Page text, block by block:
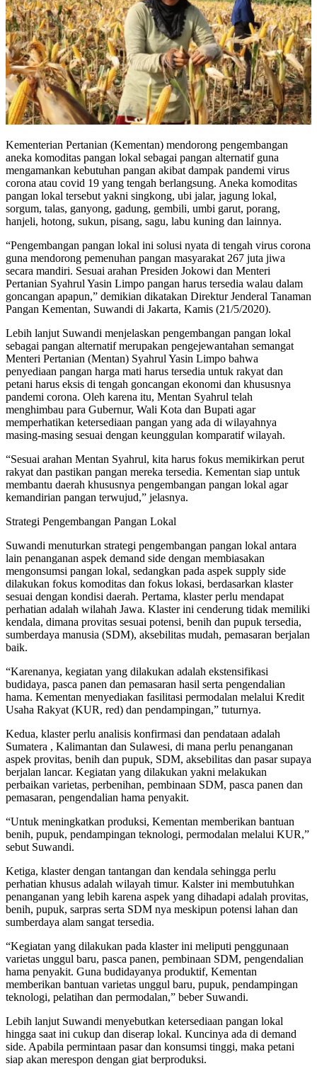
Kementerian Pertanian (Kementan) mendorong pengembangan
aneka komoditas pangan lokal sebagai pangan alternatif guna
mengamankan kebutuhan pangan akibat dampak pandemi virus
corona atau covid 19 yang tengah berlangsung. Aneka komoditas
pangan lokal tersebut yakni singkong, ubi jalar, jagung lokal,
sorgum, talas, ganyong, gadung, gembili, umbi garut, porang,
hanjeli, hotong, sukun, pisang, sagu, labu kuning dan lainnya.
“Pengembangan pangan lokal ini solusi nyata di tengah virus corona
guna mendorong pemenuhan pangan masyarakat 267 juta jiwa
secara mandiri. Sesuai arahan Presiden Jokowi dan Menteri
Pertanian Syahrul Yasin Limpo pangan harus tersedia walau dalam
goncangan apapun,” demikian dikatakan Direktur Jenderal Tanaman
Pangan Kementan, Suwandi di Jakarta, Kamis (21/5/2020).
Lebih lanjut Suwandi menjelaskan pengembangan pangan lokal
sebagai pangan alternatif merupakan pengejewantahan semangat
Menteri Pertanian (Mentan) Syahrul Yasin Limpo bahwa
penyediaan pangan harga mati harus tersedia untuk rakyat dan
petani harus eksis di tengah goncangan ekonomi dan khususnya
pandemi corona. Oleh karena itu, Mentan Syahrul telah
menghimbau para Gubernur, Wali Kota dan Bupati agar
memperhatikan ketersediaan pangan yang ada di wilayahnya
masing-masing sesuai dengan keunggulan komparatif wilayah.
“Sesuai arahan Mentan Syahrul, kita harus fokus memikirkan perut
rakyat dan pastikan pangan mereka tersedia. Kementan siap untuk
membantu daerah khususnya pengembangan pangan lokal agar
kemandirian pangan terwujud,” jelasnya.
Strategi Pengembangan Pangan Lokal
Suwandi menuturkan strategi pengembangan pangan lokal antara
lain penanganan aspek demand side dengan membiasakan
mengonsumsi pangan lokal, sedangkan pada aspek supply side
dilakukan fokus komoditas dan fokus lokasi, berdasarkan klaster
sesuai dengan kondisi daerah. Pertama, klaster perlu mendapat
perhatian adalah wilahah Jawa. Klaster ini cenderung tidak memiliki
kendala, dimana provitas sesuai potensi, benih dan pupuk tersedia,
sumberdaya manusia (SDM), aksebilitas mudah, pemasaran berjalan
baik.
“Karenanya, kegiatan yang dilakukan adalah ekstensifikasi
budidaya, pasca panen dan pemasaran hasil serta pengendalian
hama. Kementan menyediakan fasilitasi permodalan melalui Kredit
Usaha Rakyat (KUR, red) dan pendampingan,” tuturnya.
Kedua, klaster perlu analisis konfirmasi dan pendataan adalah
Sumatera , Kalimantan dan Sulawesi, di mana perlu penanganan
aspek provitas, benih dan pupuk, SDM, aksebilitas dan pasar supaya
berjalan lancar. Kegiatan yang dilakukan yakni melakukan
perbaikan varietas, perbenihan, pembinaan SDM, pasca panen dan
pemasaran, pengendalian hama penyakit.
“Untuk meningkatkan produksi, Kementan memberikan bantuan
benih, pupuk, pendampingan teknologi, permodalan melalui KUR,”
sebut Suwandi.
Ketiga, klaster dengan tantangan dan kendala sehingga perlu
perhatian khusus adalah wilayah timur. Kalster ini membutuhkan
penanganan yang lebih karena aspek yang dihadapi adalah provitas,
benih, pupuk, sarpras serta SDM nya meskipun potensi lahan dan
sumberdaya alam sangat tersedia.
“Kegiatan yang dilakukan pada klaster ini meliputi penggunaan
varietas unggul baru, pasca panen, pembinaan SDM, pengendalian
hama penyakit. Guna budidayanya produktif, Kementan
memberikan bantuan varietas unggul baru, pupuk, pendampingan
teknologi, pelatihan dan permodalan,” beber Suwandi.
Lebih lanjut Suwandi menyebutkan ketersediaan pangan lokal
hingga saat ini cukup dan diserap lokal. Kuncinya ada di demand
side. Apabila permintaan pasar dan konsumsi tinggi, maka petani
siap akan merespon dengan giat berproduksi.